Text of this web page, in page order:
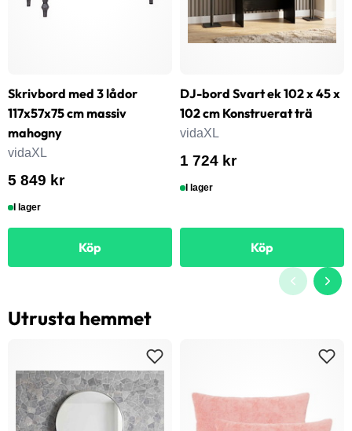
Skrivbord med 3 lådor
117x57x75 cm massiv
mahogny
vidaXL
5 849 kr
I lager
Köp
DJ-bord Svart ek 102 x 45 x
102 cm Konstruerat trä
vidaXL
1 724 kr
I lager
Köp
Utrusta hemmet